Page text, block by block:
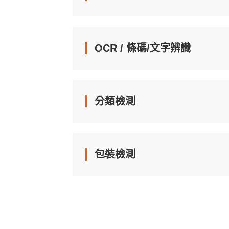
OCR / 條碼/文字辨識
分類檢測
包裝檢測